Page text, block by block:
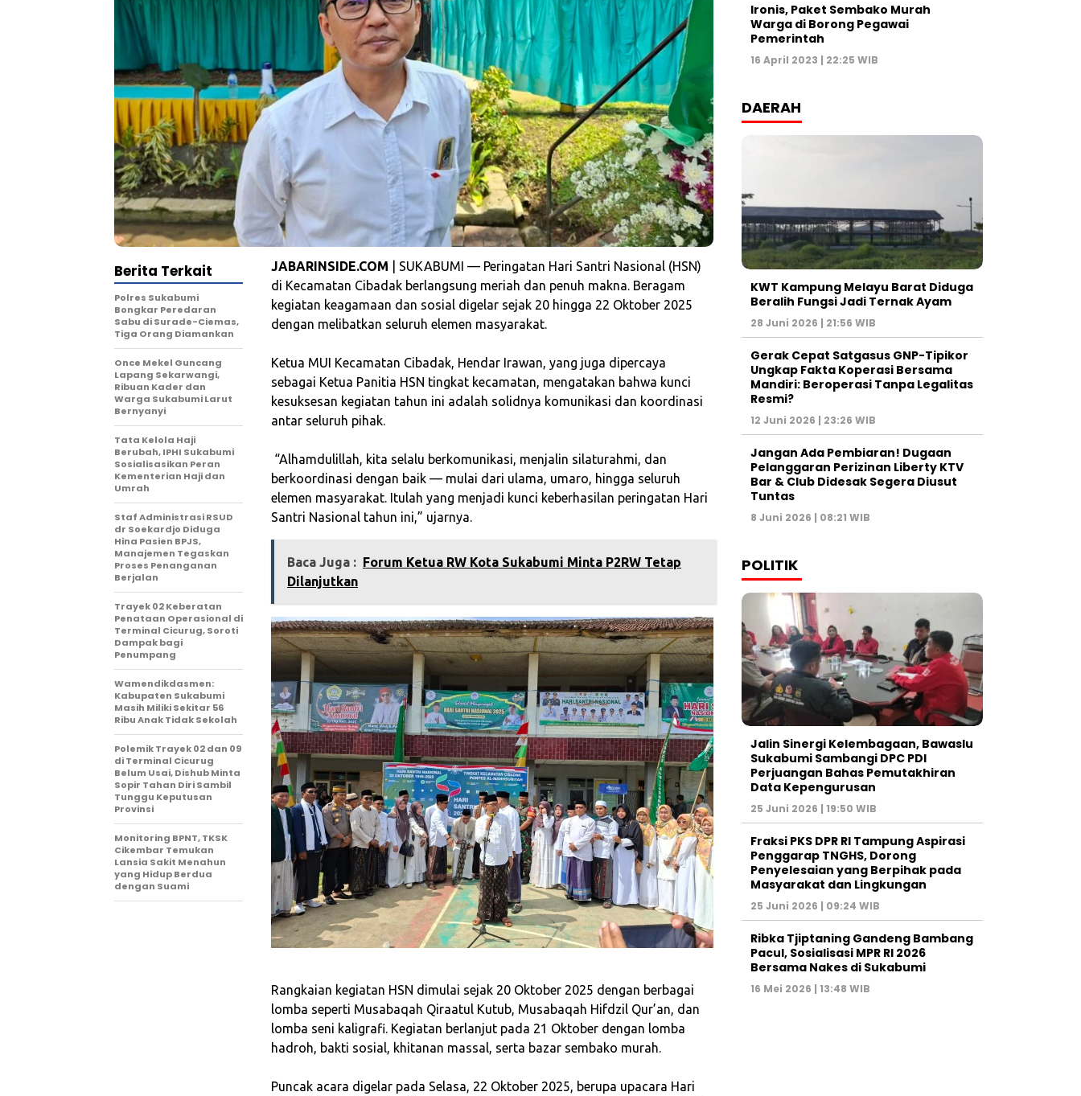
JABARINSIDE.COM | SUKABUMI — Peringatan Hari Santri Nasional (HSN)
di Kecamatan Cibadak berlangsung meriah dan penuh makna. Beragam
kegiatan keagamaan dan sosial digelar sejak 20 hingga 22 Oktober 2025
dengan melibatkan seluruh elemen masyarakat.
‎Ketua MUI Kecamatan Cibadak, Hendar Irawan, yang juga dipercaya
sebagai Ketua Panitia HSN tingkat kecamatan, mengatakan bahwa kunci
kesuksesan kegiatan tahun ini adalah solidnya komunikasi dan koordinasi
antar seluruh pihak.
‎ “Alhamdulillah, kita selalu berkomunikasi, menjalin silaturahmi, dan
berkoordinasi dengan baik — mulai dari ulama, umaro, hingga seluruh
elemen masyarakat. Itulah yang menjadi kunci keberhasilan peringatan Hari
Santri Nasional tahun ini,” ujarnya.
Baca Juga : ‎Forum Ketua RW Kota Sukabumi Minta P2RW Tetap
Dilanjutkan‎
‎Rangkaian kegiatan HSN dimulai sejak 20 Oktober 2025 dengan berbagai
lomba seperti Musabaqah Qiraatul Kutub, Musabaqah Hifdzil Qur’an, dan
lomba seni kaligrafi. Kegiatan berlanjut pada 21 Oktober dengan lomba
hadroh, bakti sosial, khitanan massal, serta bazar sembako murah.
‎Puncak acara digelar pada Selasa, 22 Oktober 2025, berupa upacara Hari
Berita Terkait
Polres Sukabumi
Bongkar Peredaran
Sabu di Surade-Ciemas,
Tiga Orang Diamankan
Once Mekel Guncang
Lapang Sekarwangi,
Ribuan Kader dan
Warga Sukabumi Larut
Bernyanyi
Tata Kelola Haji
Berubah, IPHI Sukabumi
Sosialisasikan Peran
Kementerian Haji dan
Umrah
Staf Administrasi RSUD
dr Soekardjo Diduga
Hina Pasien BPJS,
Manajemen Tegaskan
Proses Penanganan
Berjalan
‎Trayek 02 Keberatan
Penataan Operasional di
Terminal Cicurug, Soroti
Dampak bagi
Penumpang
Wamendikdasmen:
Kabupaten Sukabumi
Masih Miliki Sekitar 56
Ribu Anak Tidak Sekolah
Polemik Trayek 02 dan 09
di Terminal Cicurug
Belum Usai, Dishub Minta
Sopir Tahan Diri Sambil
Tunggu Keputusan
Provinsi
‎Monitoring BPNT, TKSK
Cikembar Temukan
Lansia Sakit Menahun
yang Hidup Berdua
dengan Suami
Ironis, Paket Sembako Murah
Warga di Borong Pegawai
Pemerintah
16 April 2023 | 22:25 WIB
DAERAH
KWT Kampung Melayu Barat Diduga
Beralih Fungsi Jadi Ternak Ayam
28 Juni 2026 | 21:56 WIB
Gerak Cepat Satgasus GNP-Tipikor
Ungkap Fakta Koperasi Bersama
Mandiri: Beroperasi Tanpa Legalitas
Resmi?
12 Juni 2026 | 23:26 WIB
Jangan Ada Pembiaran! Dugaan
Pelanggaran Perizinan Liberty KTV
Bar & Club Didesak Segera Diusut
Tuntas
8 Juni 2026 | 08:21 WIB
POLITIK
Jalin Sinergi Kelembagaan, Bawaslu
Sukabumi Sambangi DPC PDI
Perjuangan Bahas Pemutakhiran
Data Kepengurusan
25 Juni 2026 | 19:50 WIB
‎Fraksi PKS DPR RI Tampung Aspirasi
Penggarap TNGHS, Dorong
Penyelesaian yang Berpihak pada
Masyarakat dan Lingkungan‎
25 Juni 2026 | 09:24 WIB
Ribka Tjiptaning Gandeng Bambang
Pacul, Sosialisasi MPR RI 2026
Bersama Nakes di Sukabumi
16 Mei 2026 | 13:48 WIB